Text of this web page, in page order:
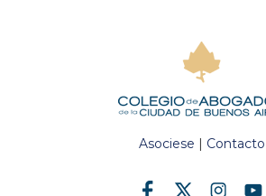
Asociese | Contacto